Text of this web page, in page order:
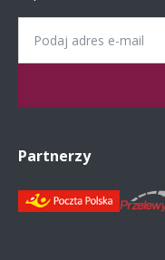
Partnerzy